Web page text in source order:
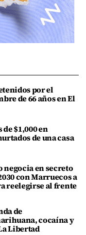
por el
de 66 años en El
$1,000 en
de una casa
en secreto
con Marruecos a
reelegirse al frente
de
cocaína y
Libertad